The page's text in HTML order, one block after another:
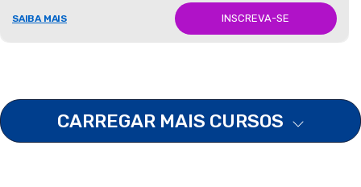
SAIBA MAIS INSCREVA-SE
CARREGAR MAIS CURSOS